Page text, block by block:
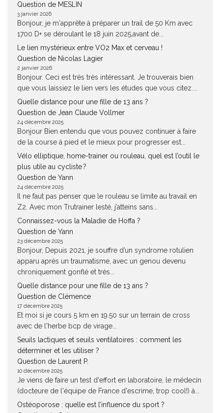
Question de MESLIN
3 janvier 2026
Bonjour, je m'apprête à préparer un trail de 50 Km avec
1700 D+ se déroulant le 18 juin 2025,avant de...
Le lien mystérieux entre VO2 Max et cerveau !
Question de Nicolas Lagier
2 janvier 2026
Bonjour. Ceci est très très intéressant. Je trouverais bien
que vous laissiez le lien vers les études que vous citez....
Quelle distance pour une fille de 13 ans ?
Question de Jean Claude Vollmer
24 décembre 2025
Bonjour Bien entendu que vous pouvez continuer à faire
de la course à pied et le mieux pour progresser est...
Vélo elliptique, home-trainer ou rouleau, quel est l’outil le
plus utile au cycliste ?
Question de Yann
24 décembre 2025
Il ne faut pas penser que le rouleau se limite au travail en
Z2. Avec mon Trutrainer lesté, j’atteins sans...
Connaissez-vous la Maladie de Hoffa ?
Question de Yann
23 décembre 2025
Bonjour, Depuis 2021, je souffre d’un syndrome rotulien
apparu après un traumatisme, avec un genou devenu
chroniquement gonflé et très...
Quelle distance pour une fille de 13 ans ?
Question de Clémence
17 décembre 2025
Et moi si je cours 5 km en 19.50 sur un terrain de cross
avec de l'herbe bcp de virage...
Seuils lactiques et seuils ventilatoires : comment les
déterminer et les utiliser ?
Question de Laurent P.
10 décembre 2025
Je viens de faire un test d'effort en laboratoire, le médecin
(docteure de l'équipe de France d'escrime, trop cool!) à...
Ostéoporose : quelle est l’influence du sport ?